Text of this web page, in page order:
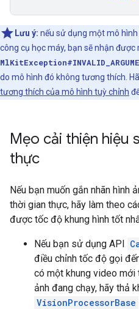
Lưu ý: nếu sử dụng một mô
công cụ học máy, bạn sẽ nhận được
do mô hình đó không tương thích.
tương thích của mô hình tuỳ chỉnh
Mẹo cải thiện hiệu
thực
Nếu bạn muốn gắn nhãn hình
thời gian thực, hãy làm theo
được tốc độ khung hình tốt
Nếu bạn sử dụng API
điều chỉnh tốc độ gọi
có một khung video mới
ảnh đang chạy, hãy thả
VisionProcessorBase